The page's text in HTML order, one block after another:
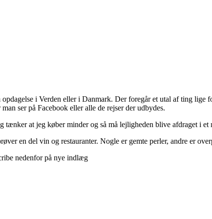
i Verden eller i Danmark. Der foregår et utal af ting lige
ser på Facebook eller alle de rejser der udbydes.
at jeg køber minder og så må lejligheden blive afdraget i et
en del vin og restauranter. Nogle er gemte perler, andre er
nedenfor på nye indlæg